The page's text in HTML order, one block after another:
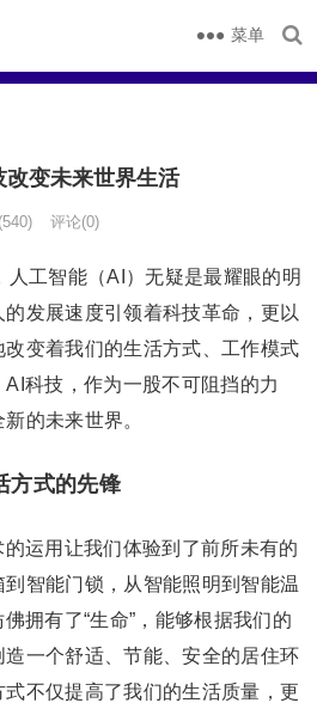
菜单
变未来世界生活
评论(0)
工智能（AI）无疑是最耀眼的明
发展速度引领着科技革命，更以
变着我们的生活方式、工作模式
科技，作为一股不可阻挡的力
的未来世界。
方式的先锋
运用让我们体验到了前所未有的
智能门锁，从智能照明到智能温
拥有了“生命”，能够根据我们的
一个舒适、节能、安全的居住环
不仅提高了我们的生活质量，更